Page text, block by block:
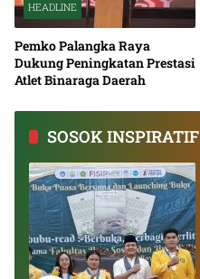
HEADLINE
Pemko Palangka Raya
Dukung Peningkatan Prestasi
Atlet Binaraga Daerah
SOSOK INSPIRATIF